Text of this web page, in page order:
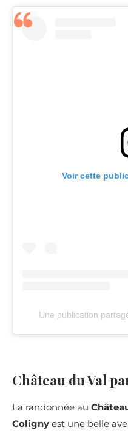
Voir cette
Une publication
Château du Val
La randonnée au
Coligny est une belle